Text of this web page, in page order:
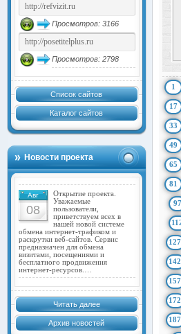
Просмотров: 3166
Просмотров: 2798
Список сайтов
Каталог сайтов
Новости проекта
Авг
08
Открытие проекта.
Уважаемые
пользователи,
приветствуем всех в
нашей новой системе
обмена интернет-трафиком и
раскрутки веб-сайтов. Сервис
предназначен для обмена
визитами, посещениями и
бесплатного продвижения
интернет-ресурсов.…
Читать далее
Архив новостей
1
17
33
49
65
81
97
127
142
157
172
187